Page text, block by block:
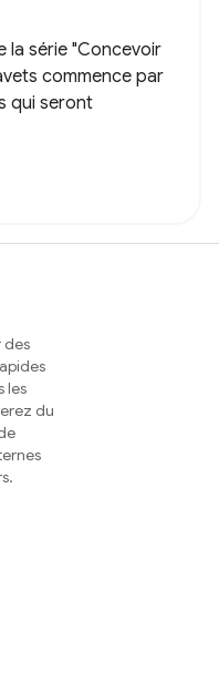
la série "Concevoir
commence par
qui seront
des
les
du